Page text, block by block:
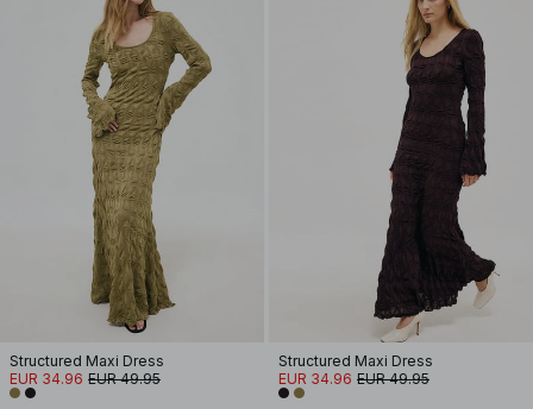
Structured Maxi Dress
EUR 34.96 EUR 49.95
Structured Maxi Dress
EUR 34.96 EUR 49.95